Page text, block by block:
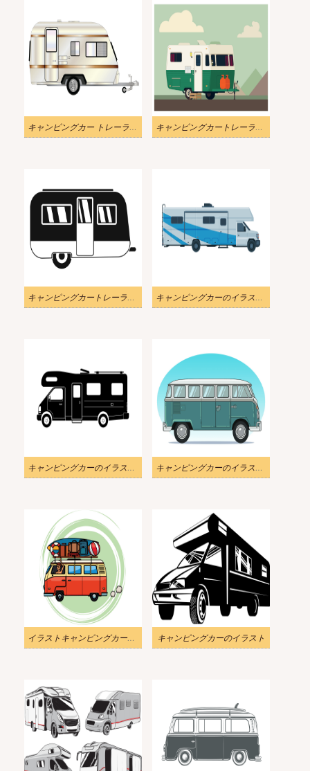
キャンピングカー トレーラー イラスト 8 キャンピングカートレーラーイラスト9
キャンピングカートレーラーイラスト10 キャンピングカーのイラスト 無料画像
キャンピングカーのイラスト無料画像 キャンピングカーのイラスト 無料
イラストキャンピングカーイメージ キャンピングカーのイラスト